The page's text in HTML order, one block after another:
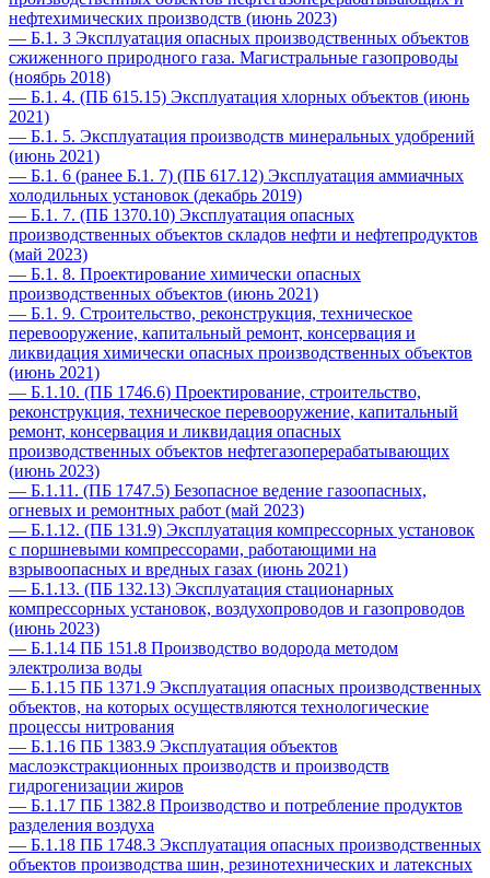
нефтехимических производств (июнь 2023)
— Б.1. 3 Эксплуатация опасных производственных объектов
сжиженного природного газа. Магистральные газопроводы
(ноябрь 2018)
— Б.1. 4. (ПБ 615.15) Эксплуатация хлорных объектов (июнь
2021)
— Б.1. 5. Эксплуатация производств минеральных удобрений
(июнь 2021)
— Б.1. 6 (ранее Б.1. 7) (ПБ 617.12) Эксплуатация аммиачных
холодильных установок (декабрь 2019)
— Б.1. 7. (ПБ 1370.10) Эксплуатация опасных
производственных объектов складов нефти и нефтепродуктов
(май 2023)
— Б.1. 8. Проектирование химически опасных
производственных объектов (июнь 2021)
— Б.1. 9. Строительство, реконструкция, техническое
перевооружение, капитальный ремонт, консервация и
ликвидация химически опасных производственных объектов
(июнь 2021)
— Б.1.10. (ПБ 1746.6) Проектирование, строительство,
реконструкция, техническое перевооружение, капитальный
ремонт, консервация и ликвидация опасных
производственных объектов нефтегазоперерабатывающих
(июнь 2023)
— Б.1.11. (ПБ 1747.5) Безопасное ведение газоопасных,
огневых и ремонтных работ (май 2023)
— Б.1.12. (ПБ 131.9) Эксплуатация компрессорных установок
с поршневыми компрессорами, работающими на
взрывоопасных и вредных газах (июнь 2021)
— Б.1.13. (ПБ 132.13) Эксплуатация стационарных
компрессорных установок, воздухопроводов и газопроводов
(июнь 2023)
— Б.1.14 ПБ 151.8 Производство водорода методом
электролиза воды
— Б.1.15 ПБ 1371.9 Эксплуатация опасных производственных
объектов, на которых осуществляются технологические
процессы нитрования
— Б.1.16 ПБ 1383.9 Эксплуатация объектов
маслоэкстракционных производств и производств
гидрогенизации жиров
— Б.1.17 ПБ 1382.8 Производство и потребление продуктов
разделения воздуха
— Б.1.18 ПБ 1748.3 Эксплуатация опасных производственных
объектов производства шин, резинотехнических и латексных